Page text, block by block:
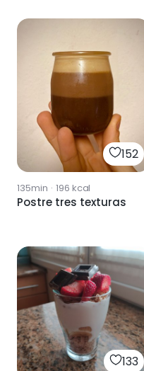
152
135min · 196 kcal
Postre tres texturas
133